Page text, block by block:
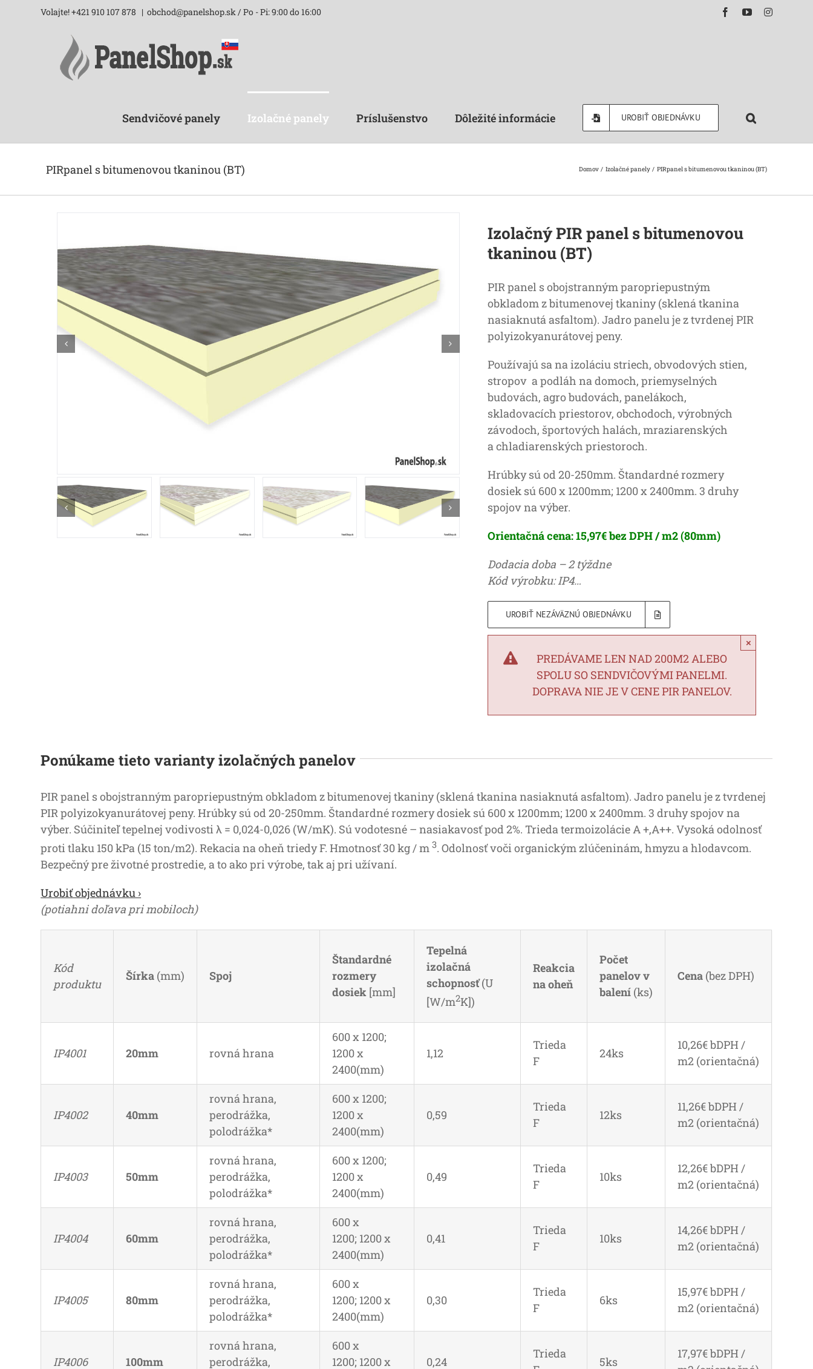
Volajte! +421 910 107 878 | obchod@panelshop.sk / Po - Pi: 9:00 do 16:00 FacebookYouTubeInstagram
Sendvičové panely Izolačné panely Príslušenstvo Dôležité informácie UROBIŤ OBJEDNÁVKU
PIRpanel s bitumenovou tkaninou (BT) Domov Izolačné panely PIRpanel s bitumenovou tkaninou (BT)
Izolačný PIR panel s bitumenovou
tkaninou (BT)
PIR panel s obojstranným paropriepustným
obkladom z bitumenovej tkaniny (sklená tkanina
nasiaknutá asfaltom). Jadro panelu je z tvrdenej PIR
polyizokyanurátovej peny.
Používajú sa na izoláciu striech, obvodových stien,
stropov a podláh na domoch, priemyselných
budovách, agro budovách, panelákoch,
skladovacích priestorov, obchodoch, výrobných
závodoch, športových halách, mraziarenských
a chladiarenských priestoroch.
Hrúbky sú od 20-250mm. Štandardné rozmery
dosiek sú 600 x 1200mm; 1200 x 2400mm. 3 druhy
spojov na výber.
Orientačná cena: 15,97€ bez DPH / m2 (80mm)
Dodacia doba – 2 týždne
Kód výrobku: IP4…
UROBIŤ NEZÁVÄZNÚ OBJEDNÁVKU
PREDÁVAME LEN NAD 200M2 ALEBO
SPOLU SO SENDVIČOVÝMI PANELMI.
DOPRAVA NIE JE V CENE PIR PANELOV.
×
Ponúkame tieto varianty izolačných panelov
PIR panel s obojstranným paropriepustným obkladom z bitumenovej tkaniny (sklená tkanina nasiaknutá asfaltom). Jadro panelu je z tvrdenej
PIR polyizokyanurátovej peny. Hrúbky sú od 20-250mm. Štandardné rozmery dosiek sú 600 x 1200mm; 1200 x 2400mm. 3 druhy spojov na
výber. Súčiniteľ tepelnej vodivosti λ = 0,024-0,026 (W/mK). Sú vodotesné – nasiakavosť pod 2%. Trieda termoizolácie A +,A++. Vysoká odolnosť
proti tlaku 150 kPa (15 ton/m2). Rekacia na oheň triedy F. Hmotnosť 30 kg / m3. Odolnosť voči organickým zlúčeninám, hmyzu a hlodavcom.
Bezpečný pre životné prostredie, a to ako pri výrobe, tak aj pri užívaní.
Urobiť objednávku ›
(potiahni doľava pri mobiloch)
Kód
produktu
Šírka (mm) Spoj
Štandardné
rozmery
dosiek [mm]
Tepelná
izolačná
schopnosť(U
[W/m2K])
Reakcia
na oheň
Počet
panelov v
balení (ks)
Cena (bez DPH)
IP4001 20mm rovná hrana
600 x 1200;
1200 x
2400(mm)
1,12
Trieda
F
24ks
10,26€ bDPH /
m2 (orientačná)
IP4002 40mm
rovná hrana,
perodrážka,
polodrážka*
600 x 1200;
1200 x
2400(mm)
0,59
Trieda
F
12ks
11,26€ bDPH /
m2 (orientačná)
IP4003 50mm
rovná hrana,
perodrážka,
polodrážka*
600 x 1200;
1200 x
2400(mm)
0,49
Trieda
F
10ks
12,26€ bDPH /
m2 (orientačná)
IP4004 60mm
rovná hrana,
perodrážka,
polodrážka*
600 x
1200; 1200 x
2400(mm)
0,41
Trieda
F
10ks
14,26€ bDPH /
m2 (orientačná)
IP4005 80mm
rovná hrana,
perodrážka,
polodrážka*
600 x
1200; 1200 x
2400(mm)
0,30
Trieda
F
6ks
15,97€ bDPH /
m2 (orientačná)
IP4006 100mm
rovná hrana,
perodrážka,
600 x
1200; 1200 x
0,24
Trieda
5ks
17,97€ bDPH /